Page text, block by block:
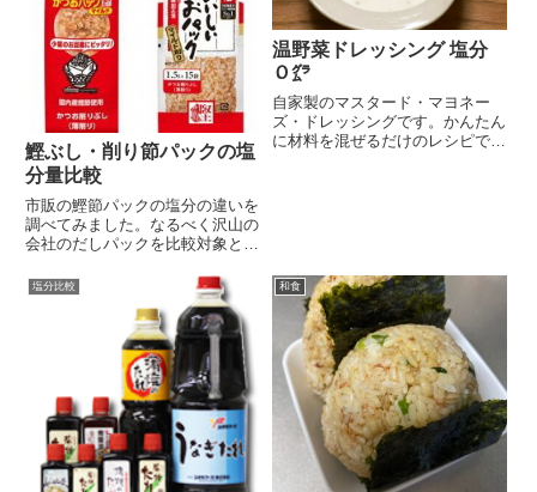
鰹ぶし・削り節パックの塩
分量比較
市販の鰹節パックの塩分の違いを
調べてみました。なるべく沢山の
会社のだしパックを比較対象とし
温野菜ドレッシング 塩分
０㌘
自家製のマスタード・マヨネー
ズ・ドレッシングです。かんたん
に材料を混ぜるだけのレシピで
塩分比較 和食